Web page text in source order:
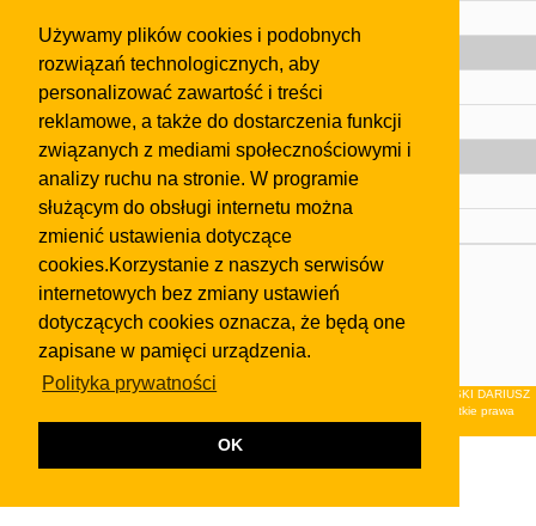
Używamy plików cookies i podobnych
rozwiązań technologicznych, aby
personalizować zawartość i treści
reklamowe, a także do dostarczenia funkcji
związanych z mediami społecznościowymi i
analizy ruchu na stronie. W programie
służącym do obsługi internetu można
zmienić ustawienia dotyczące
cookies.Korzystanie z naszych serwisów
internetowych bez zmiany ustawień
dotyczących cookies oznacza, że będą one
zapisane w pamięci urządzenia.
Polityka prywatności
OK
Gazeta
Olkusz
Kontakt
Strefa dla biznesu
Biura nieruchomości
Dealerzy i autokomisy
Skontaktuj się z nami
regulaminuiPolityki Prywatności.
Klauzula FB
© 2026Wydawnictwo NEON sp. z o.o. (dawniej: FIRMA NEON MAREK KLUCZEWSKI DARIUSZ
KRAWCZYK s.c.) z siedzibą w Olkuszu, ul.Żuradzka 15, 32-300 Olkusz . Wszystkie prawa